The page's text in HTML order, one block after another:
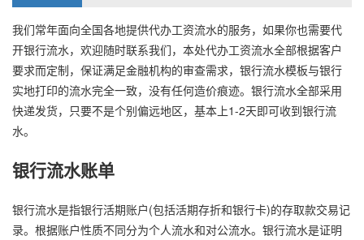
我们常年面向全国各地提供代办工资流水的服务，如果你也需要代
开银行流水，欢迎随时联系我们，本处代办工资流水全部根据客户
要求而定制，保证满足金融机构的审查需求，银行流水模板与银行
实地打印的流水完全一致，没有任何造价痕迹。银行流水全部采用
快递发货，只要不是个别偏远地区，基本上1-2天即可收到银行流
水。
银行流水账单
银行流水是指银行活期账户(包括活期存折和银行卡)的存取款交易记
录。根据账户性质不同分为个人流水和对公流水。银行流水是证明